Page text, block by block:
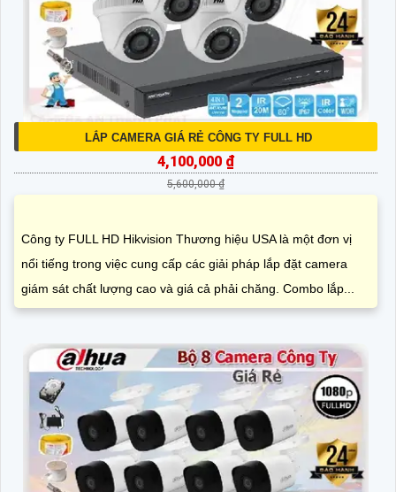
LẮP CAMERA GIÁ RẺ CÔNG TY FULL HD
4,100,000 ₫
5,600,000 ₫
Công ty FULL HD Hikvision Thương hiệu USA là một đơn vị
nổi tiếng trong việc cung cấp các giải pháp lắp đặt camera
giám sát chất lượng cao và giá cả phải chăng. Combo lắp...